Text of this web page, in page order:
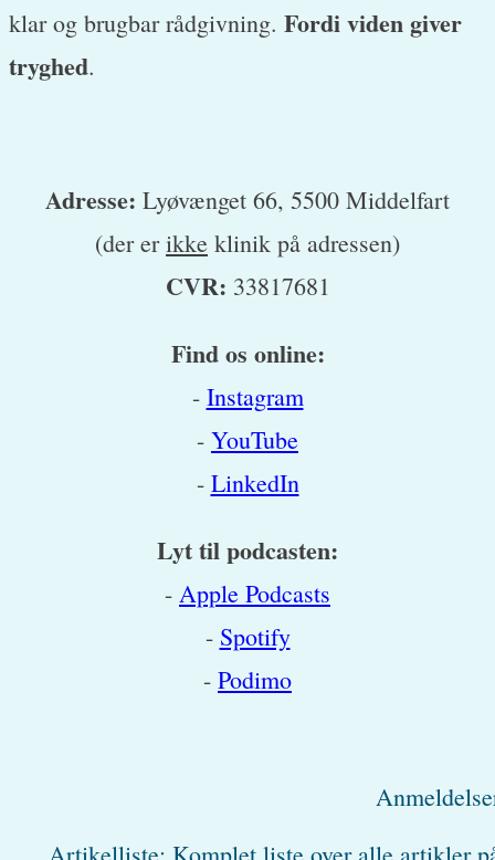
klar og brugbar rådgivning. Fordi viden giver
tryghed.
Adresse: Lyøvænget 66, 5500 Middelfart
(der erikke klinik på adressen)
CVR: 33817681
Find os online:
- Instagram
- YouTube
- LinkedIn
Lyt til podcasten:
- Apple Podcasts
- Spotify
- Podimo